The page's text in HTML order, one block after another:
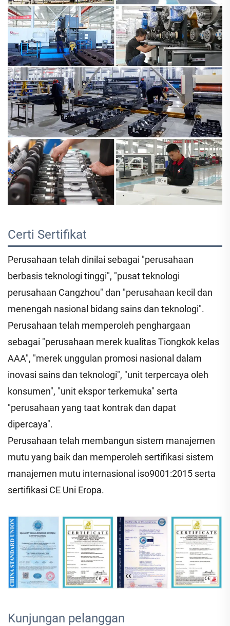
Certi Sertifikat
Perusahaan telah dinilai sebagai "perusahaan
berbasis teknologi tinggi", "pusat teknologi
perusahaan Cangzhou" dan "perusahaan kecil dan
menengah nasional bidang sains dan teknologi".
Perusahaan telah memperoleh penghargaan
sebagai "perusahaan merek kualitas Tiongkok kelas
AAA", "merek unggulan promosi nasional dalam
inovasi sains dan teknologi", "unit terpercaya oleh
konsumen", "unit ekspor terkemuka" serta
"perusahaan yang taat kontrak dan dapat
dipercaya".
Perusahaan telah membangun sistem manajemen
mutu yang baik dan memperoleh sertifikasi sistem
manajemen mutu internasional iso9001:2015 serta
sertifikasi CE Uni Eropa.
Kunjungan pelanggan